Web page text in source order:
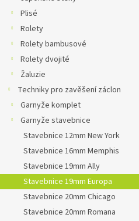
Plisé
Rolety
Rolety bambusové
Rolety dvojité
Žaluzie
Techniky pro zavěšení záclon
Garnyže komplet
Garnyže stavebnice
Stavebnice 12mm New York
Stavebnice 16mm Memphis
Stavebnice 19mm Ally
Stavebnice 19mm Europa
Stavebnice 20mm Chicago
Stavebnice 20mm Romana